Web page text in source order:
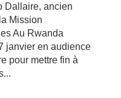
Dallaire, ancien
Mission
Au Rwanda
janvier en audience
pour mettre fin à